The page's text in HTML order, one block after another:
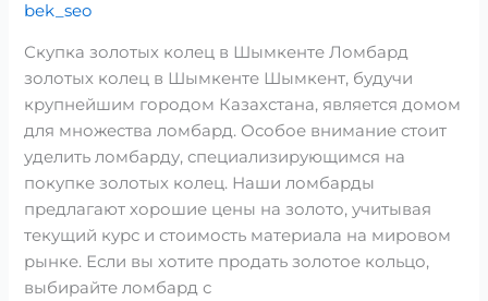
bek_seo
Скупка золотых колец в Шымкенте Ломбард
золотых колец в Шымкенте Шымкент, будучи
крупнейшим городом Казахстана, является домом
для множества ломбард. Особое внимание стоит
уделить ломбарду, специализирующимся на
покупке золотых колец. Наши ломбарды
предлагают хорошие цены на золото, учитывая
текущий курс и стоимость материала на мировом
рынке. Если вы хотите продать золотое кольцо,
выбирайте ломбард с
колец